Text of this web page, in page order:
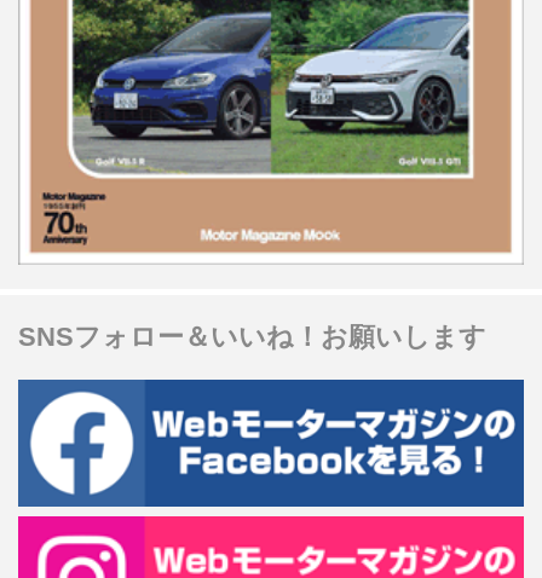
SNSフォロー＆いいね！お願いします